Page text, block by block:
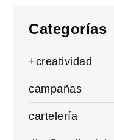
Categorías
+creatividad
campañas
cartelería